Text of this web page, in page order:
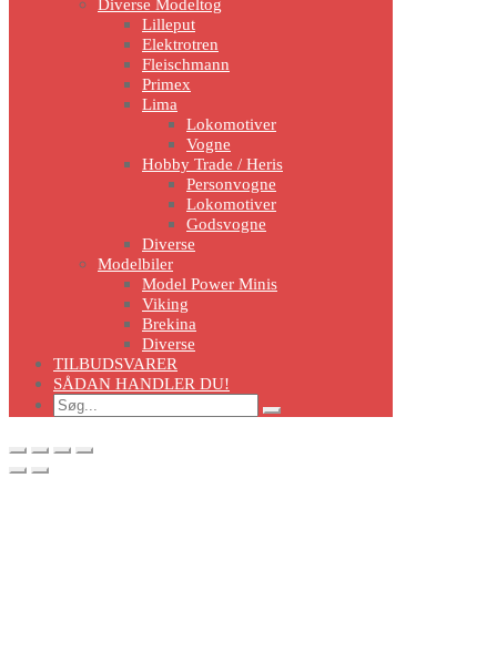
Diverse Modeltog
Lilleput
Elektrotren
Fleischmann
Primex
Lima
Lokomotiver
Vogne
Hobby Trade / Heris
Personvogne
Lokomotiver
Godsvogne
Diverse
Modelbiler
Model Power Minis
Viking
Brekina
Diverse
TILBUDSVARER
SÅDAN HANDLER DU!
Search